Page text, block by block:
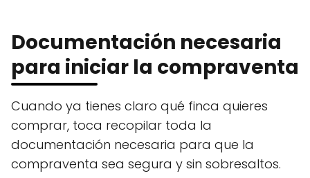
Documentación necesaria
para iniciar la compraventa
Cuando ya tienes claro qué finca quieres
comprar, toca recopilar toda la
documentación necesaria para que la
compraventa sea segura y sin sobresaltos.